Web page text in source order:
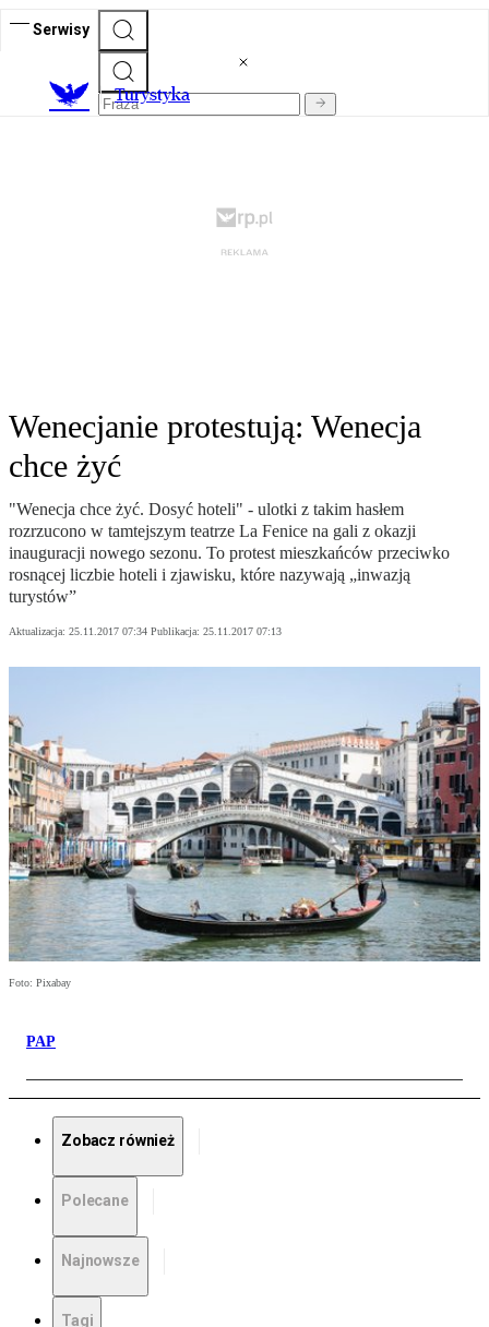
Serwisy
Turystyka
Wenecjanie protestują: Wenecja
chce żyć
"Wenecja chce żyć. Dosyć hoteli" - ulotki z takim hasłem
rozrzucono w tamtejszym teatrze La Fenice na gali z okazji
inauguracji nowego sezonu. To protest mieszkańców przeciwko
rosnącej liczbie hoteli i zjawisku, które nazywają „inwazją
turystów”
Aktualizacja: 25.11.2017 07:34 Publikacja: 25.11.2017 07:13
Foto: Pixabay
PAP
Zobacz również
Polecane
Najnowsze
Tagi